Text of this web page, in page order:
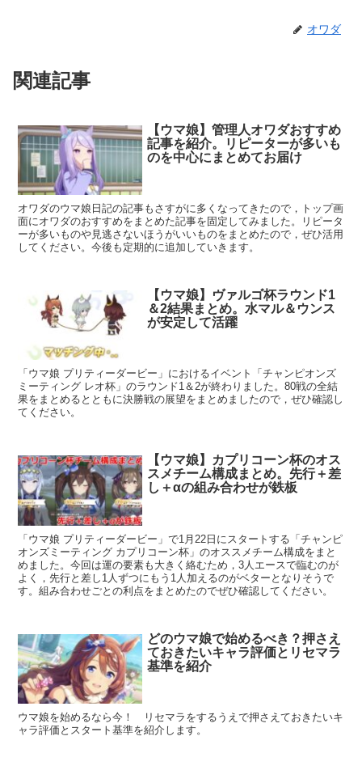
オワダ
関連記事
【ウマ娘】管理人オワダおすすめ
記事を紹介。リピーターが多いも
のを中心にまとめてお届け
オワダのウマ娘日記の記事もさすがに多くなってきたので，トップ画
面にオワダのおすすめをまとめた記事を固定してみました。リピータ
ーが多いものや見逃さないほうがいいものをまとめたので，ぜひ活用
してください。今後も定期的に追加していきます。
【ウマ娘】ヴァルゴ杯ラウンド1
＆2結果まとめ。水マル＆ウンス
が安定して活躍
「ウマ娘 プリティーダービー」におけるイベント「チャンピオンズ
ミーティング レオ杯」のラウンド1＆2が終わりました。80戦の全結
果をまとめるとともに決勝戦の展望をまとめましたので，ぜひ確認し
てください。
【ウマ娘】カプリコーン杯のオス
スメチーム構成まとめ。先行＋差
し＋αの組み合わせが鉄板
「ウマ娘 プリティーダービー」で1月22日にスタートする「チャンピ
オンズミーティング カプリコーン杯」のオススメチーム構成をまと
めました。今回は運の要素も大きく絡むため，3人エースで臨むのが
よく，先行と差し1人ずつにもう1人加えるのがベターとなりそうで
す。組み合わせごとの利点をまとめたのでぜひ確認してください。
どのウマ娘で始めるべき？押さえ
ておきたいキャラ評価とリセマラ
基準を紹介
ウマ娘を始めるなら今！ リセマラをするうえで押さえておきたいキ
ャラ評価とスタート基準を紹介します。